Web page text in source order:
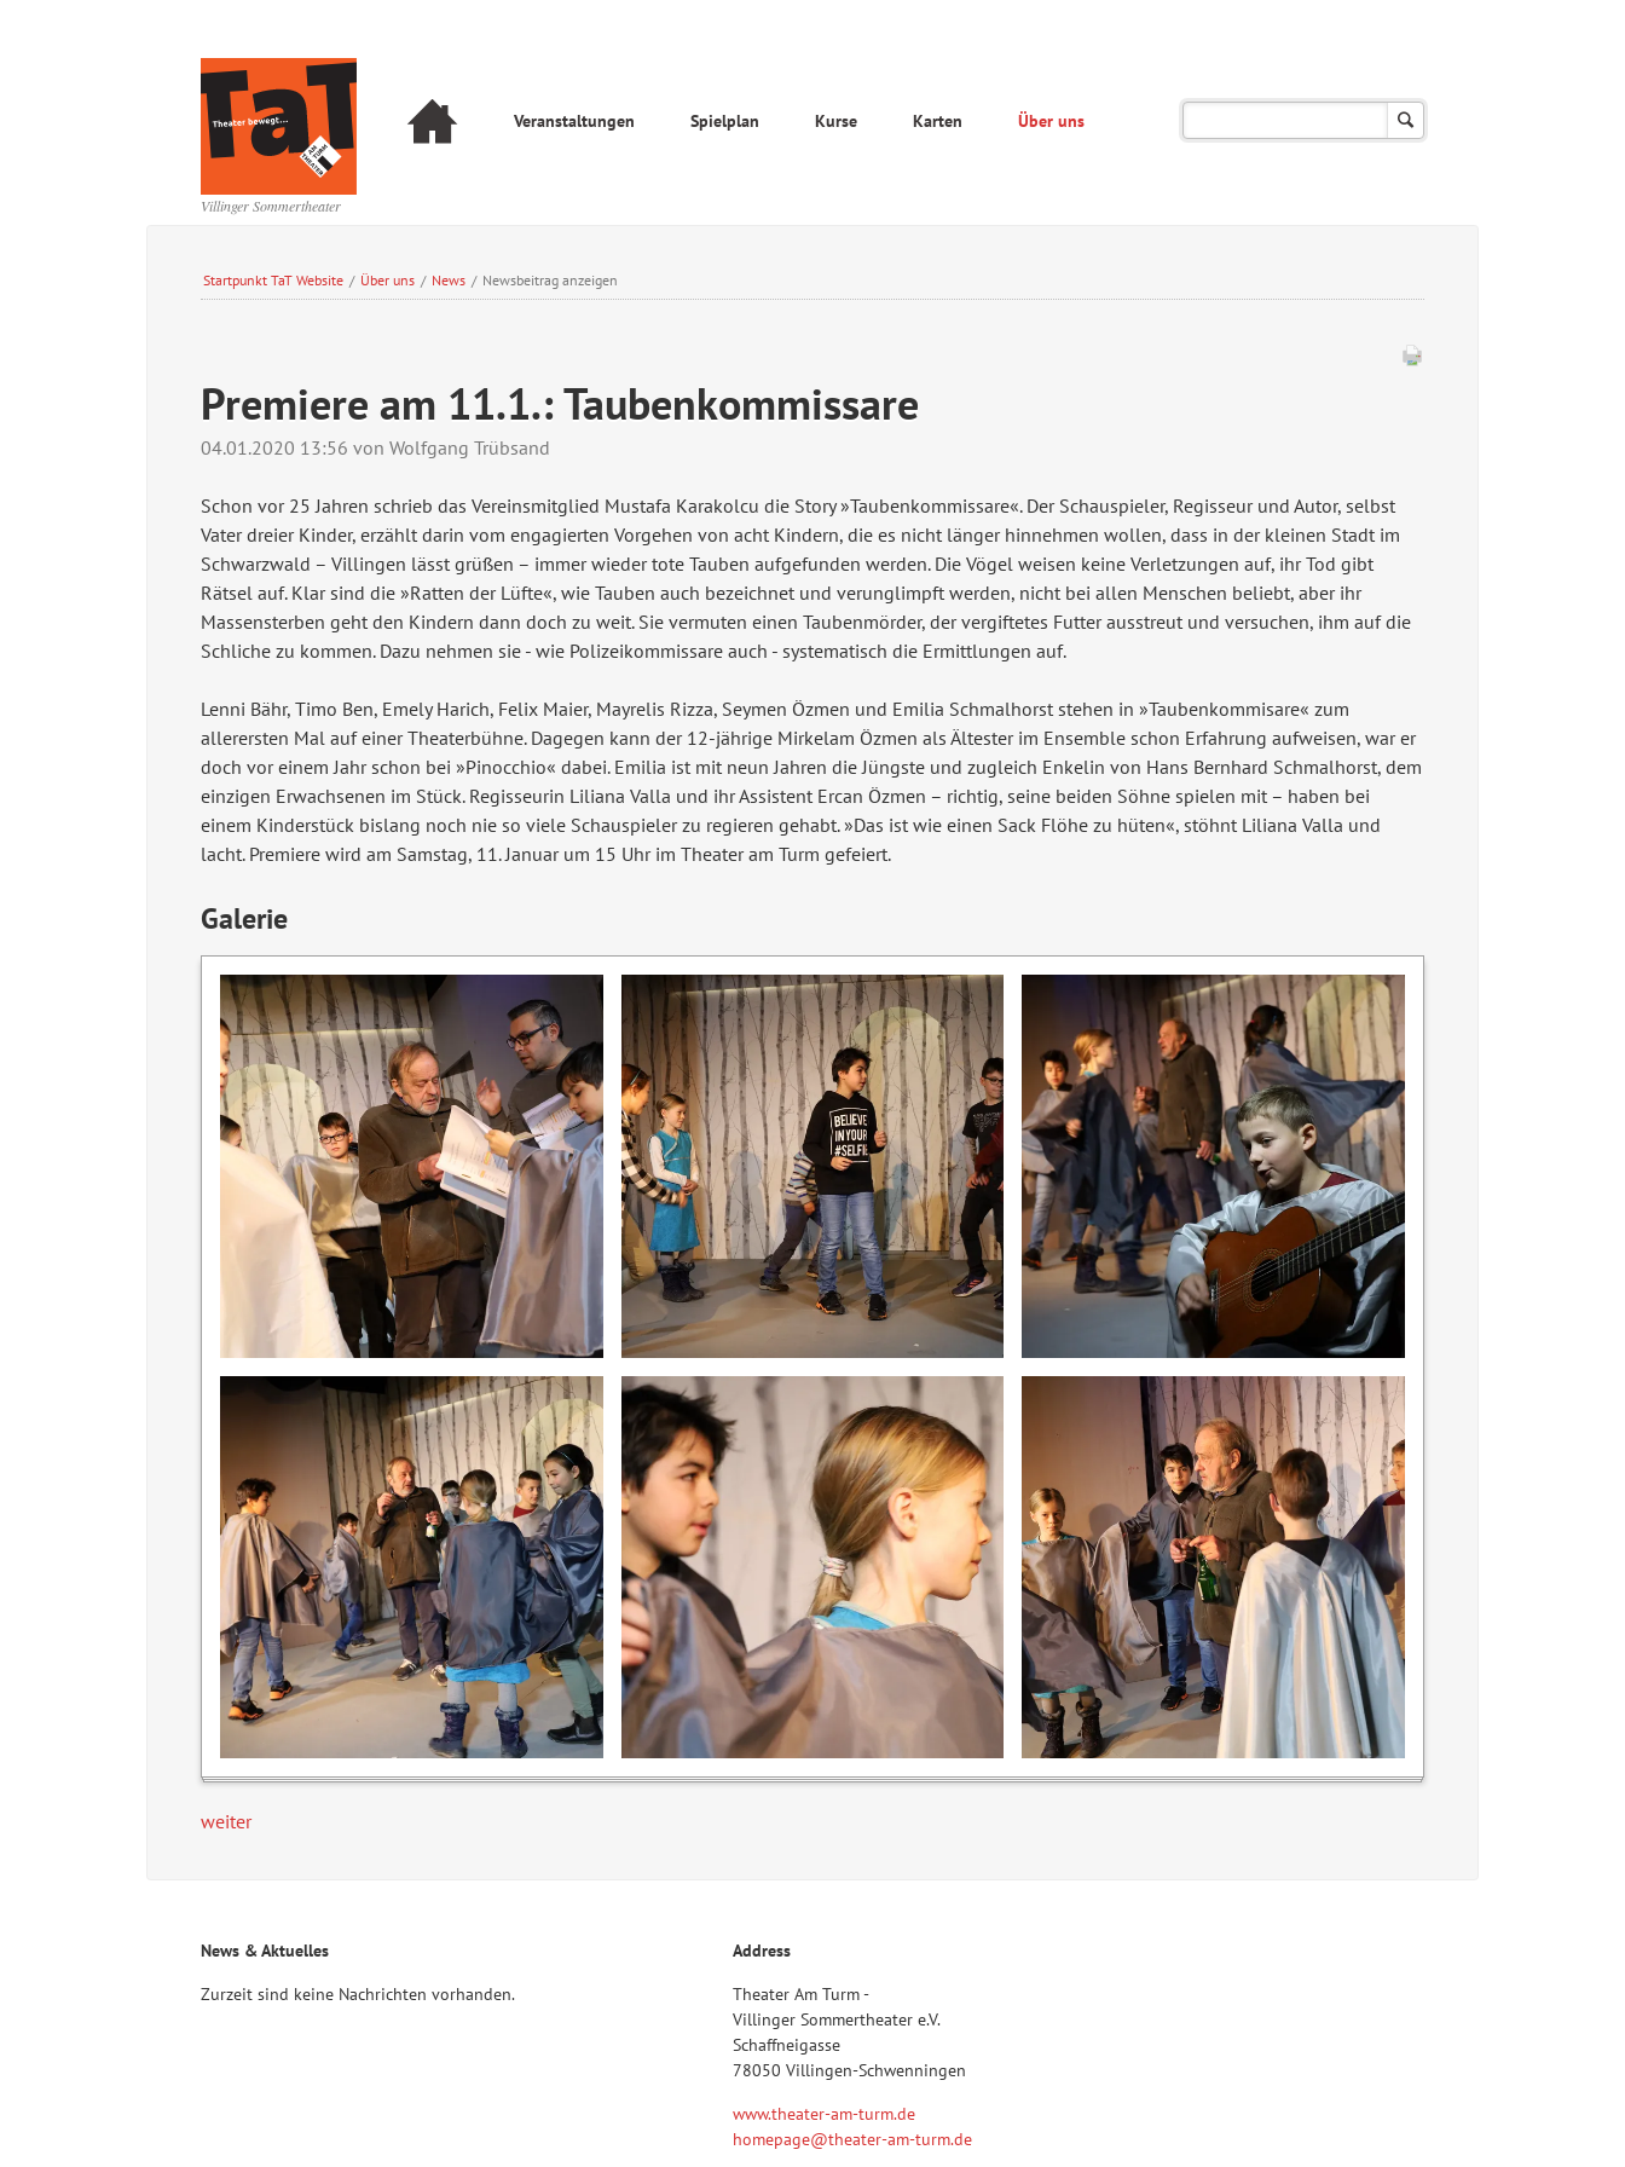
Villinger Sommertheater
Navigation
überspringen
Veranstaltungen Spielplan Kurse Karten Über uns
Startpunkt TaT Website / Über uns / News / Newsbeitrag anzeigen
Premiere am 11.1.: Taubenkommissare
04.01.2020 13:56 von Wolfgang Trübsand
Schon vor 25 Jahren schrieb das Vereinsmitglied Mustafa Karakolcu die Story »Taubenkommissare«. Der Schauspieler, Regisseur und Autor, selbst
Vater dreier Kinder, erzählt darin vom engagierten Vorgehen von acht Kindern, die es nicht länger hinnehmen wollen, dass in der kleinen Stadt im
Schwarzwald – Villingen lässt grüßen – immer wieder tote Tauben aufgefunden werden. Die Vögel weisen keine Verletzungen auf, ihr Tod gibt
Rätsel auf. Klar sind die »Ratten der Lüfte«, wie Tauben auch bezeichnet und verunglimpft werden, nicht bei allen Menschen beliebt, aber ihr
Massensterben geht den Kindern dann doch zu weit. Sie vermuten einen Taubenmörder, der vergiftetes Futter ausstreut und versuchen, ihm auf die
Schliche zu kommen. Dazu nehmen sie - wie Polizeikommissare auch - systematisch die Ermittlungen auf.
Lenni Bähr, Timo Ben, Emely Harich, Felix Maier, Mayrelis Rizza, Seymen Özmen und Emilia Schmalhorst stehen in »Taubenkommisare« zum
allerersten Mal auf einer Theaterbühne. Dagegen kann der 12-jährige Mirkelam Özmen als Ältester im Ensemble schon Erfahrung aufweisen, war er
doch vor einem Jahr schon bei »Pinocchio« dabei. Emilia ist mit neun Jahren die Jüngste und zugleich Enkelin von Hans Bernhard Schmalhorst, dem
einzigen Erwachsenen im Stück. Regisseurin Liliana Valla und ihr Assistent Ercan Özmen – richtig, seine beiden Söhne spielen mit – haben bei
einem Kinderstück bislang noch nie so viele Schauspieler zu regieren gehabt. »Das ist wie einen Sack Flöhe zu hüten«, stöhnt Liliana Valla und
lacht. Premiere wird am Samstag, 11. Januar um 15 Uhr im Theater am Turm gefeiert.
Galerie
weiter
News & Aktuelles
Zurzeit sind keine Nachrichten vorhanden.
Address
Theater Am Turm -
Villinger Sommertheater e.V.
Schaffneigasse
78050 Villingen-Schwenningen
www.theater-am-turm.de
homepage@theater-am-turm.de